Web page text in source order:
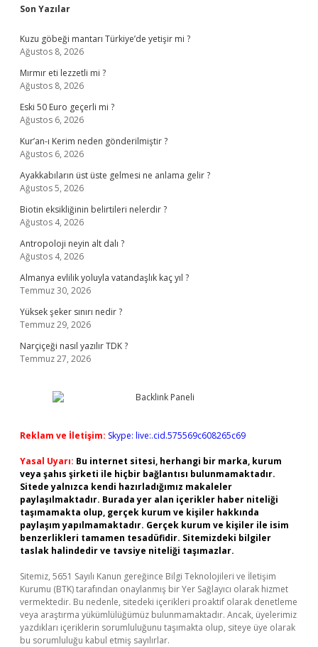
Sidebar
Son Yazılar
Kuzu göbeği mantarı Türkiye’de yetişir mi ?
Ağustos 8, 2026
Mırmır eti lezzetli mi ?
Ağustos 8, 2026
Eski 50 Euro geçerli mi ?
Ağustos 6, 2026
Kur’an-ı Kerim neden gönderilmiştir ?
Ağustos 6, 2026
Ayakkabıların üst üste gelmesi ne anlama gelir ?
Ağustos 5, 2026
Biotin eksikliğinin belirtileri nelerdir ?
Ağustos 4, 2026
Antropoloji neyin alt dalı ?
Ağustos 4, 2026
Almanya evlilik yoluyla vatandaşlık kaç yıl ?
Temmuz 30, 2026
Yüksek şeker sınırı nedir ?
Temmuz 29, 2026
Narçiçeği nasıl yazılır TDK ?
Temmuz 27, 2026
Reklam ve İletişim: Skype: live:.cid.575569c608265c69
Yasal Uyarı: Bu internet sitesi, herhangi bir marka, kurum
veya şahıs şirketi ile hiçbir bağlantısı bulunmamaktadır.
Sitede yalnızca kendi hazırladığımız makaleler
paylaşılmaktadır. Burada yer alan içerikler haber niteliği
taşımamakta olup, gerçek kurum ve kişiler hakkında
paylaşım yapılmamaktadır. Gerçek kurum ve kişiler ile isim
benzerlikleri tamamen tesadüfidir. Sitemizdeki bilgiler
taslak halindedir ve tavsiye niteliği taşımazlar.
Sitemiz, 5651 Sayılı Kanun gereğince Bilgi Teknolojileri ve İletişim
Kurumu (BTK) tarafından onaylanmış bir Yer Sağlayıcı olarak hizmet
vermektedir. Bu nedenle, sitedeki içerikleri proaktif olarak denetleme
veya araştırma yükümlülüğümüz bulunmamaktadır. Ancak, üyelerimiz
yazdıkları içeriklerin sorumluluğunu taşımakta olup, siteye üye olarak
bu sorumluluğu kabul etmiş sayılırlar.